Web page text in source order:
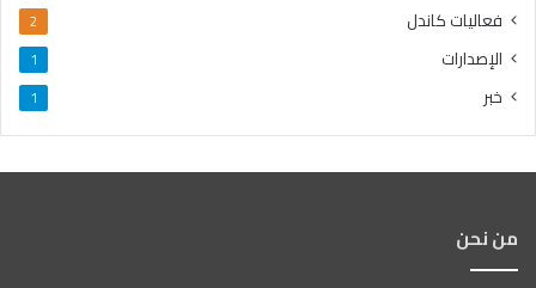
فعاليات كاندل 2
الإصدارات 1
خبر 1
من نحن